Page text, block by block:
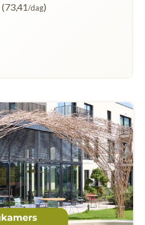
(73,41/dag)